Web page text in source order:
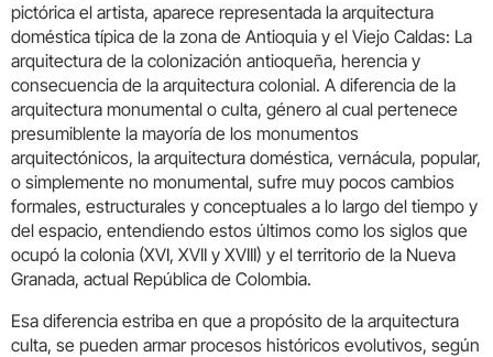
pictórica el artista, aparece representada la arquitectura
doméstica típica de la zona de Antioquia y el Viejo Caldas: La
arquitectura de la colonización antioqueña, herencia y
consecuencia de la arquitectura colonial. A diferencia de la
arquitectura monumental o culta, género al cual pertenece
presumiblente la mayoría de los monumentos
arquitectónicos, la arquitectura doméstica, vernácula, popular,
o simplemente no monumental, sufre muy pocos cambios
formales, estructurales y conceptuales a lo largo del tiempo y
del espacio, entendiendo estos últimos como los siglos que
ocupó la colonia (XVI, XVII y XVIII) y el territorio de la Nueva
Granada, actual República de Colombia.
Esa diferencia estriba en que a propósito de la arquitectura
culta, se pueden armar procesos históricos evolutivos, según